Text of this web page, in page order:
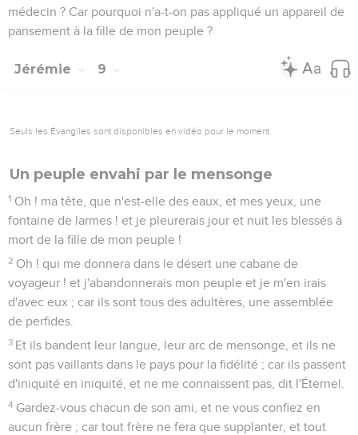
médecin ? Car pourquoi n'a-t-on pas appliqué un appareil de
pansement à la fille de mon peuple ?
Jérémie 9
Seuls les Évangiles sont disponibles en vidéo pour le moment.
Un peuple envahi par le mensonge
1 Oh ! ma tête, que n'est-elle des eaux, et mes yeux, une
fontaine de larmes ! et je pleurerais jour et nuit les blessés à
mort de la fille de mon peuple !
2 Oh ! qui me donnera dans le désert une cabane de
voyageur ! et j'abandonnerais mon peuple et je m'en irais
d'avec eux ; car ils sont tous des adultères, une assemblée
de perfides.
3 Et ils bandent leur langue, leur arc de mensonge, et ils ne
sont pas vaillants dans le pays pour la fidélité ; car ils passent
d'iniquité en iniquité, et ne me connaissent pas, dit l'Éternel.
4 Gardez-vous chacun de son ami, et ne vous confiez en
aucun frère ; car tout frère ne fera que supplanter, et tout